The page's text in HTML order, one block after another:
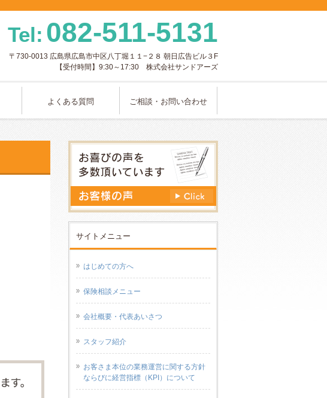
Tel: 082-511-5131
〒730-0013 広島県広島市中区八丁堀１１−２８ 朝日広告ビル３F
【受付時間】9:30～17:30 株式会社サンドアーズ
よくある質問 ご相談・お問い合わせ
サイトメニュー
はじめての方へ
保険相談メニュー
会社概要・代表あいさつ
スタッフ紹介
お客さま本位の業務運営に関する方針
ならびに経営指標（KPI）について